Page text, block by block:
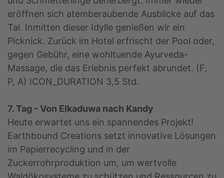
eröffnen sich atemberaubende Ausblicke auf das
Tal. Inmitten dieser Idylle genießen wir ein
Picknick. Zurück im Hotel erfrischt der Pool oder,
gegen Gebühr, eine wohltuende Ayurveda-
Massage, die das Erlebnis perfekt abrundet. (F,
P, A) ICON_DURATION 3,5 Std.
7. Tag - Von Elkaduwa nach Kandy
Heute erwartet uns ein spannendes Projekt!
Earthbound Creations setzt innovative Lösungen
im Papierrecycling und in der
Zuckerrohrproduktion um, um wertvolle